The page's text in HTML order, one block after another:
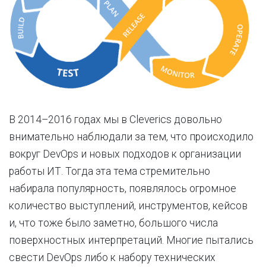
В 2014–2016 годах мы в Cleverics довольно
внимательно наблюдали за тем, что происходило
вокруг DevOps и новых подходов к организации
работы ИТ. Тогда эта тема стремительно
набирала популярность, появлялось огромное
количество выступлений, инструментов, кейсов
и, что тоже было заметно, большого числа
поверхностных интерпретаций. Многие пытались
свести DevOps либо к набору технических